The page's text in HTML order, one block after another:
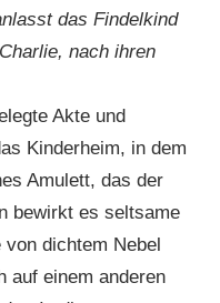
das Findelkind
nach ihren
Akte und
Kinderheim, in dem
Amulett, das der
bewirkt es seltsame
dichtem Nebel
auf einem anderen